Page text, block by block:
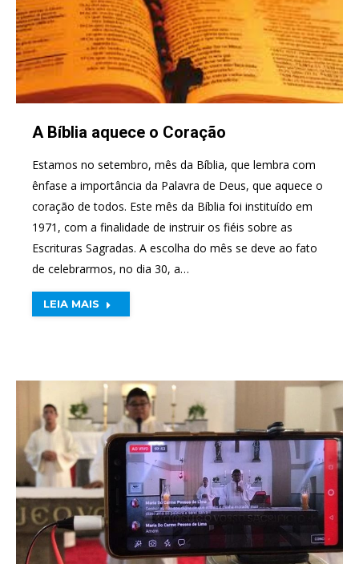
A Bíblia aquece o Coração
Estamos no setembro, mês da Bíblia, que lembra com
ênfase a importância da Palavra de Deus, que aquece o
coração de todos. Este mês da Bíblia foi instituído em
1971, com a finalidade de instruir os fiéis sobre as
Escrituras Sagradas. A escolha do mês se deve ao fato
de celebrarmos, no dia 30, a…
LEIA MAIS